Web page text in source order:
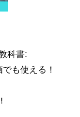
科書:
も使える！